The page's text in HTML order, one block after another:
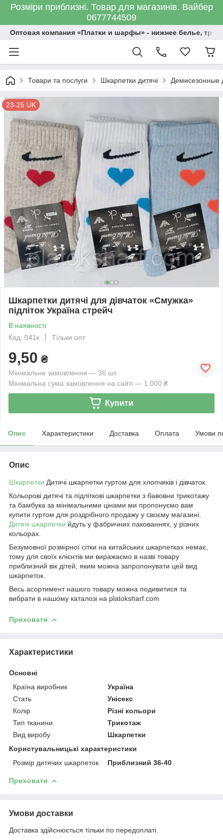
Розміри приблизні. Товар для магазинів. Вайбер
0677744509
Оптовая компания «Платки и шарфы» - нижнее белье,
Товари та послуги Шкарпетки дитячі Демисезонные
23-25 UK
Шкарпетки дитячі для дівчаток «Смужка»
підліток Україна стрейч
В наявності
Код: 041к
Тільки опт
9,50 ₴
Мінімальне замовлення — 36 шт.
Мінімальна сума замовлення на сайті — 1 000 ₴
Купити
Опис Характеристики Доставка Оплата Умови
Опис
Шкарпетки Дитячі шкарпетки гуртом для хлопчиків і дівчаток.
Кольорові дитячі та підліткові шкарпетки з бавовни трикотажу
та бамбука за мінімальними цінами ми пропонуємо вам
купити гуртом для роздрібного продажу у своєму магазині.
Дитячі шкарпетки йдуть у фабричних пакованнях, у різних
кольорах.
Безумовної розмірної сітки на китайських шкарпетках немає,
тому для своїх клієнтів ми виражаємо в назві товару
приблизний вік дітей, яким можна запропонувати цей вид
шкарпеток.
Весь асортимент нашого товару можна подивитися та
вибрати в нашому каталозі на platoksharf.com
Приховати
Характеристики
Основні
Країна виробник
Україна
Стать
Унісекс
Колір
Різні кольори
Тип тканини
Трикотаж
Вид виробу
Шкарпетки
Користувальницькі характеристики
Розмір дитячих шкарпеток
Приблизний 36-40
Приховати
Умови доставки
Доставка здійснюється тільки по передоплаті.